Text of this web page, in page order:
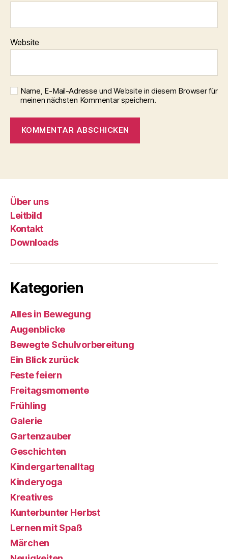
Website
Name, E-Mail-Adresse und Website in diesem Browser für
meinen nächsten Kommentar speichern.
Über uns
Leitbild
Kontakt
Downloads
Kategorien
Alles in Bewegung
Augenblicke
Bewegte Schulvorbereitung
Ein Blick zurück
Feste feiern
Freitagsmomente
Frühling
Galerie
Gartenzauber
Geschichten
Kindergartenalltag
Kinderyoga
Kreatives
Kunterbunter Herbst
Lernen mit Spaß
Märchen